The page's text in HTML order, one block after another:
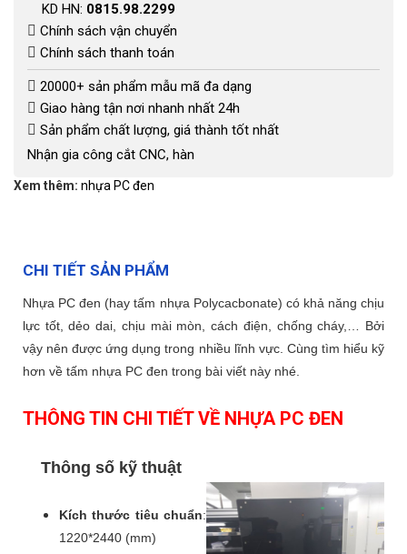
KD HN: 0815.98.2299
Chính sách vận chuyển
Chính sách thanh toán
20000+ sản phẩm mẫu mã đa dạng
Giao hàng tận nơi nhanh nhất 24h
Sản phẩm chất lượng, giá thành tốt nhất
Nhận gia công cắt CNC, hàn
Xem thêm: nhựa PC đen
CHI TIẾT SẢN PHẨM
Nhựa PC đen (hay tấm nhựa Polycacbonate) có khả năng chịu
lực tốt, dẻo dai, chịu mài mòn, cách điện, chống cháy,… Bởi
vậy nên được ứng dụng trong nhiều lĩnh vực. Cùng tìm hiểu kỹ
hơn về tấm nhựa PC đen trong bài viết này nhé.
THÔNG TIN CHI TIẾT VỀ NHỰA PC ĐEN
Thông số kỹ thuật
Kích thước tiêu chuẩn:
1220*2440 (mm)